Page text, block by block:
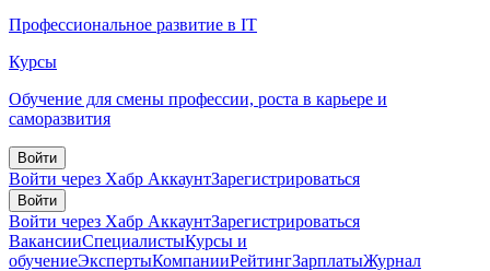
Профессиональное развитие в IT
Курсы
Обучение для смены профессии, роста в карьере и
саморазвития
Войти
Войти через Хабр АккаунтЗарегистрироваться
Войти
Войти через Хабр АккаунтЗарегистрироваться
ВакансииСпециалистыКурсы и
обучениеЭкспертыКомпанииРейтингЗарплатыЖурнал